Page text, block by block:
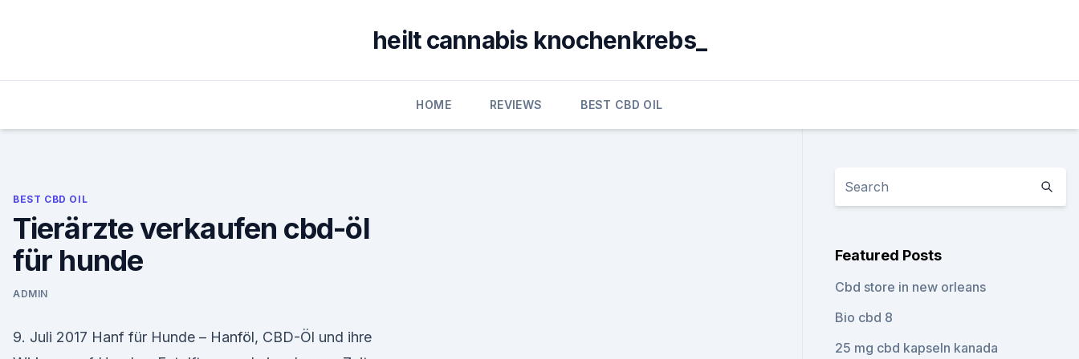
heilt cannabis knochenkrebs_
HOME REVIEWS BEST CBD OIL
BEST CBD OIL
Tierärzte verkaufen cbd-öl
für hunde
ADMIN
9. Juli 2017 Hanf für Hunde – Hanföl, CBD-Öl und ihre
Featured Posts
Cbd store in new orleans
Bio cbd 8
25 mg cbd kapseln kanada